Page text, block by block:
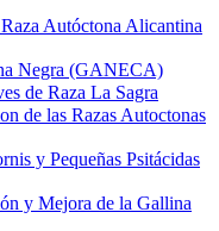
Autóctona Alicantina
Negra (GANECA)
de Raza La Sagra
de las Razas Autoctonas
y Pequeñas Psitácidas
y Mejora de la Gallina